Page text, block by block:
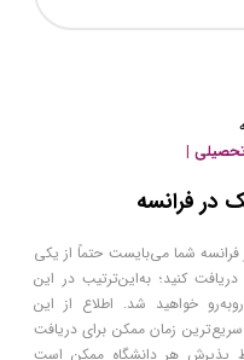
|
در فرانسه
شما می‌بایست حتماً از یکی
دریافت کنید؛ به‌این‌ترتیب در این
خواهید شد. اطلاع از این
سریع‌ترین زمان ممکن برای دریافت
پذیرش هر دانشگاه ممکن است